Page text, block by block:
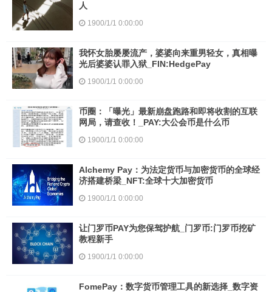
人
1900/1/1 0:00:00
我怀女胎屡屡流产，婆婆向来重男轻女，真相曝
光后婆婆认罪入狱_FIN:HedgePay
1900/1/1 0:00:00
币圈：「曝光」最新崩盘跑路和即将收割的互联
网局，请查收！_PAY:大公会币是什么币
1900/1/1 0:00:00
Alchemy Pay：为法定货币与加密货币的全球经
济搭建桥梁_NFT:全球十大加密货币
1900/1/1 0:00:00
让门罗币PAY为您保驾护航_门罗币:门罗币挖矿
教程新手
1900/1/1 0:00:00
FomePay：数字货币管理工具的新选择_数字资